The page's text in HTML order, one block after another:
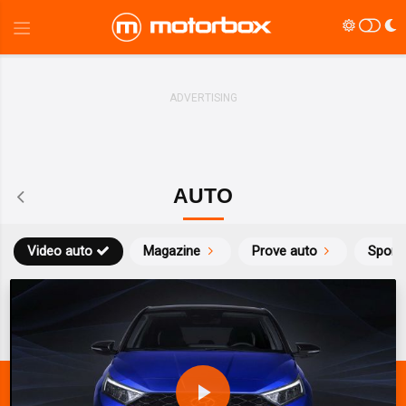
AUTO
Magazine Prove auto
Video auto Sport